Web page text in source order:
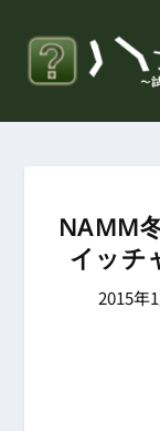
NAMM
イッチ
2015年